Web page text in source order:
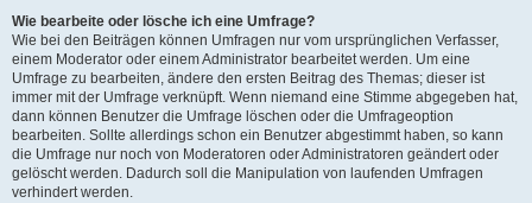
Wie bearbeite oder lösche ich eine Umfrage?
Wie bei den Beiträgen können Umfragen nur vom ursprünglichen Verfasser,
einem Moderator oder einem Administrator bearbeitet werden. Um eine
Umfrage zu bearbeiten, ändere den ersten Beitrag des Themas; dieser ist
immer mit der Umfrage verknüpft. Wenn niemand eine Stimme abgegeben hat,
dann können Benutzer die Umfrage löschen oder die Umfrageoption
bearbeiten. Sollte allerdings schon ein Benutzer abgestimmt haben, so kann
die Umfrage nur noch von Moderatoren oder Administratoren geändert oder
gelöscht werden. Dadurch soll die Manipulation von laufenden Umfragen
verhindert werden.